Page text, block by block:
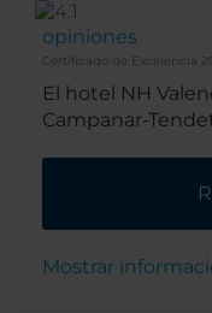
opiniones
Certificado de Excelencia
El hotel NH
Campanar-
todavía quedan
Instituto
Mostrar